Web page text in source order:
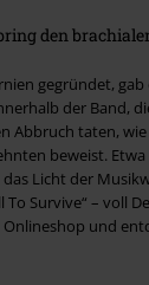
den
gegründet,
der Band,
Abbruch taten,
beweist.
Licht der
Survive“ – voll
und